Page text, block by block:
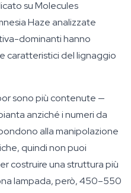
su Molecules
Haze analizzate
dominanti hanno
caratteristici del lignaggio
sono più contenute —
anziché i numeri da
alla manipolazione
quindi non puoi
costruire una struttura più
lampada, però, 450–550